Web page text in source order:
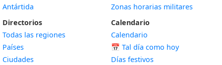
Antártida
Directorios
Todas las regiones
Países
Ciudades
Zonas horarias militares
Calendario
Calendario
📅 Tal día como hoy
Días festivos